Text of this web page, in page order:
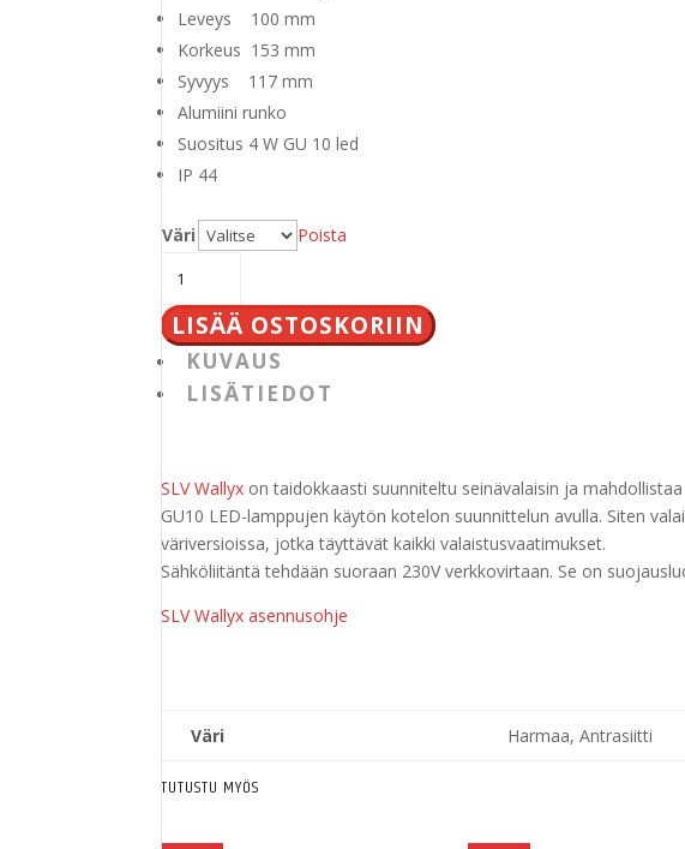
Leveys 100 mm
Korkeus 153 mm
Syvyys 117 mm
Alumiini runko
Suositus 4 W GU 10 led
IP 44
Väri
Poista
Wallyx
IP
44
määrä
LISÄÄ OSTOSKORIIN
KUVAUS
LISÄTIEDOT
SLV Wallyx on taidokkaasti suunniteltu seinävalaisin ja mahdollistaa
GU10 LED-lamppujen käytön kotelon suunnittelun avulla. Siten
väriversioissa, jotka täyttävät kaikki valaistusvaatimukset.
Sähköliitäntä tehdään suoraan 230V verkkovirtaan. Se on
SLV Wallyx asennusohje
Väri Harmaa, Antrasiitti
TUTUSTU MYÖS